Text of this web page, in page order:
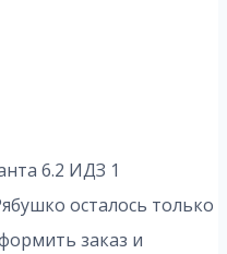
6.2 ИДЗ 1
осталось только
заказ и